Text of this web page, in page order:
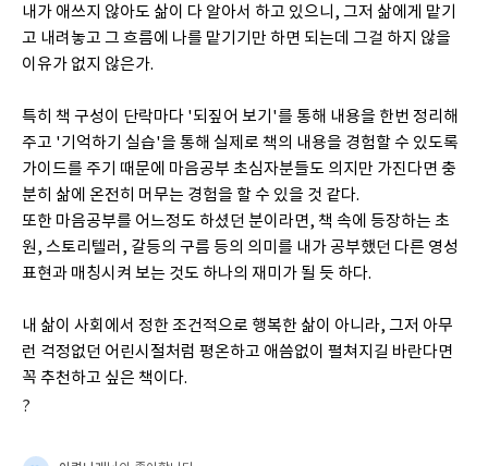
내가 애쓰지 않아도 삶이 다 알아서 하고 있으니, 그저 삶에게 맡기
고 내려놓고 그 흐름에 나를 맡기기만 하면 되는데 그걸 하지 않을
이유가 없지 않은가.
특히 책 구성이 단락마다 '되짚어 보기'를 통해 내용을 한번 정리해
주고 '기억하기 실습'을 통해 실제로 책의 내용을 경험할 수 있도록
가이드를 주기 때문에 마음공부 초심자분들도 의지만 가진다면 충
분히 삶에 온전히 머무는 경험을 할 수 있을 것 같다.
또한 마음공부를 어느정도 하셨던 분이라면, 책 속에 등장하는 초
원, 스토리텔러, 갈등의 구름 등의 의미를 내가 공부했던 다른 영성
표현과 매칭시켜 보는 것도 하나의 재미가 될 듯 하다.
내 삶이 사회에서 정한 조건적으로 행복한 삶이 아니라, 그저 아무
런 걱정없던 어린시절처럼 평온하고 애씀없이 펼쳐지길 바란다면
꼭 추천하고 싶은 책이다.
?